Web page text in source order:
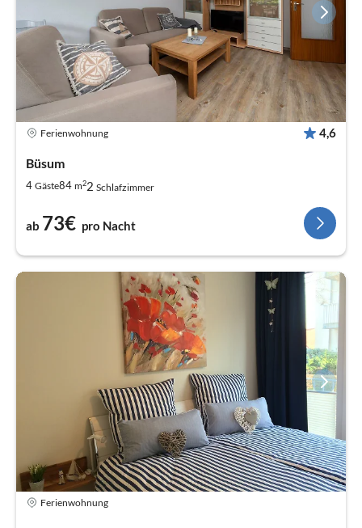
Ferienwohnung 4,6
Büsum
4 Gäste84 m22 Schlafzimmer
ab 73€ pro Nacht
Ferienwohnung